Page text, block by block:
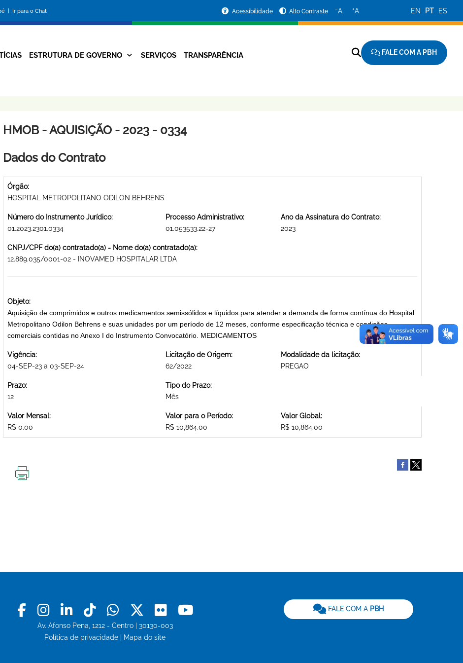
| Ir para o Chat
da
Prefeitura
Acessibilidade Alto Contraste −A +A EN PT ES
Navegação
ESTRUTURA DE GOVERNO SERVIÇOS TRANSPARÊNCIA FALE COM A PBH
HMOB - AQUISIÇÃO - 2023 - 0334
Dados do Contrato
Órgão:
HOSPITAL METROPOLITANO ODILON BEHRENS
Número do Instrumento Jurídico:
01.2023.2301.0334
Processo Administrativo:
01.053533.22-27
Ano da Assinatura do Contrato:
2023
CNPJ/CPF do(a) contratado(a) - Nome do(a) contratado(a):
12.889.035/0001-02 - INOVAMED HOSPITALAR LTDA
Objeto:
Aquisição de comprimidos e outros medicamentos semissólidos e líquidos para atender a demanda de forma contínua do Hospital
Metropolitano Odilon Behrens e suas unidades por um período de 12 meses, conforme especificação técnica e condições
comerciais contidas no Anexo I do Instrumento Convocatório. MEDICAMENTOS
Vigência:
04-SEP-23 a 03-SEP-24
Licitação de Origem:
62/2022
Modalidade da licitação:
PREGAO
Prazo:
12
Tipo do Prazo:
Mês
Valor Mensal:
R$ 0.00
Valor para o Período:
R$ 10,864.00
Valor Global:
R$ 10,864.00
Facebook
Instagram
LinkedinTiktokWhatsapp
X Flickr
Av. Afonso Pena, 1212 - Centro | 30130-003
Política de privacidade
Mapa do site
FALE COM A PBH